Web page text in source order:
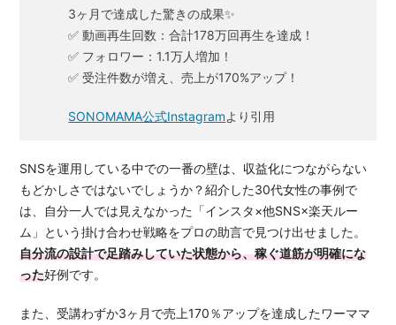
3ヶ月で達成した驚きの成果✨
✅ 動画再生回数：合計178万回再生を達成！
✅ フォロワー：1.1万人増加！
✅ 受注件数が増え、売上が170%アップ！
SONOMAMA公式Instagramより引用
SNSを運用している中での一番の壁は、収益化につながらない
もどかしさではないでしょうか？紹介した30代女性の事例で
は、自分一人では見えなかった「インスタ×他SNS×楽天ルー
ム」という掛け合わせ戦略をプロの助言で見つけ出せました。
自分流の設計で足踏みしていた状態から、稼ぐ道筋が明確にな
った好例です。
また、受講わずか3ヶ月で売上170％アップを達成したワーママ